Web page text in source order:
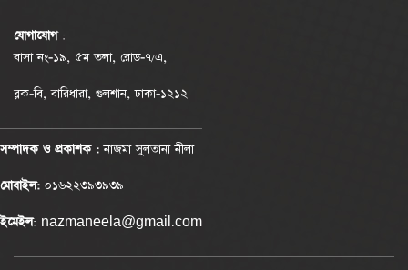
যোগাযোগ :
বাসা নং-১৯, ৫ম তলা, রোড-৭/এ,
ব্লক-বি, বারিধারা, গুলশান, ঢাকা-১২১২
সম্পাদক ও প্রকাশক :নাজমা সুলতানা নীলা
মোবাইল: ০১৬২২৩৯৩৯৩৯
ইমেইল: nazmaneela@gmail.com